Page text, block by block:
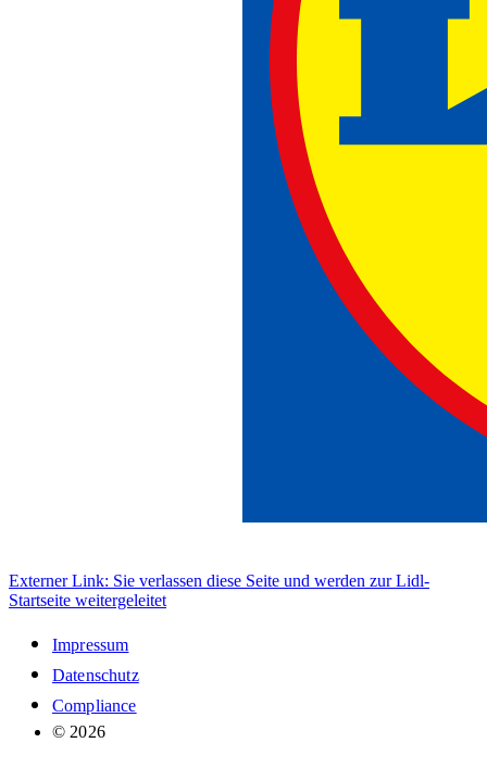
Externer Link: Sie verlassen diese Seite und werden zur Lidl-
Startseite weitergeleitet
Impressum
Datenschutz
Compliance
© 2026